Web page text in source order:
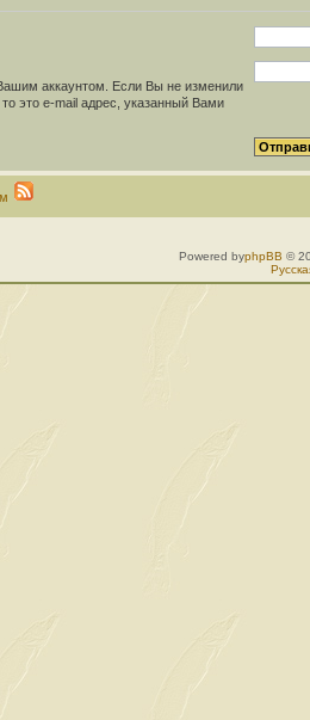
аккаунтом. Если Вы не изменили
то это e-mail адрес, указанный Вами
Powered byphpBB ©